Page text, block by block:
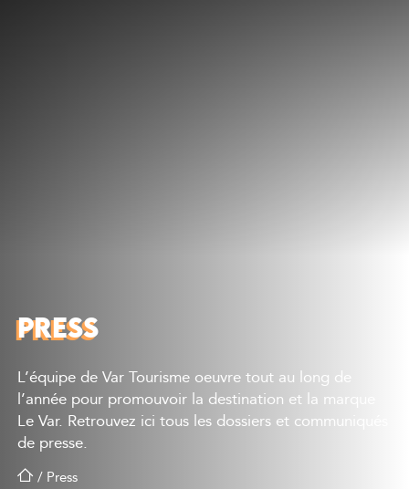
PRESS
L’équipe de Var Tourisme oeuvre tout au long de
l’année pour promouvoir la destination et la marque
Le Var. Retrouvez ici tous les dossiers et communiqués
de presse.
/ Press